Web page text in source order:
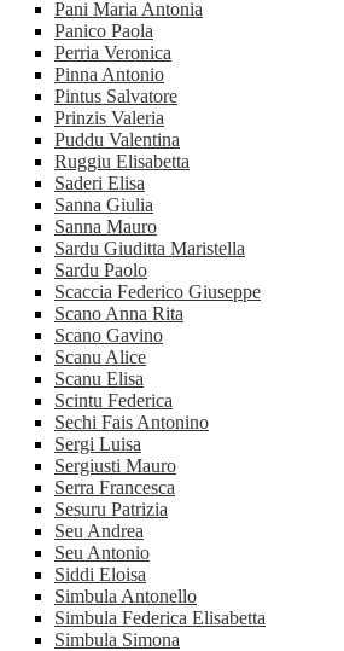
Pani Maria Antonia
Panico Paola
Perria Veronica
Pinna Antonio
Pintus Salvatore
Prinzis Valeria
Puddu Valentina
Ruggiu Elisabetta
Saderi Elisa
Sanna Giulia
Sanna Mauro
Sardu Giuditta Maristella
Sardu Paolo
Scaccia Federico Giuseppe
Scano Anna Rita
Scano Gavino
Scanu Alice
Scanu Elisa
Scintu Federica
Sechi Fais Antonino
Sergi Luisa
Sergiusti Mauro
Serra Francesca
Sesuru Patrizia
Seu Andrea
Seu Antonio
Siddi Eloisa
Simbula Antonello
Simbula Federica Elisabetta
Simbula Simona